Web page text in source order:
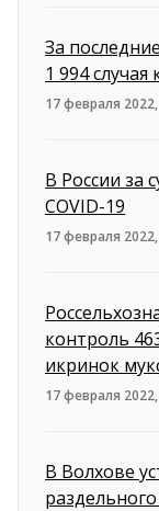
За
1 994
17 февраля
В России за
COVID-19
17 февраля
контроль
икринок
17 февраля
В Волхове